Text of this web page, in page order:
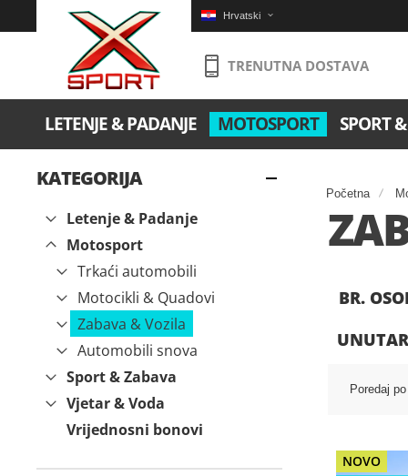
Hrvatski
TRENUTNA DOSTAVA
LETENJE & PADANJE MOTOSPORT SPORT
Početna
BR.
Poredaj po
NOVO
KATEGORIJA
Letenje & Padanje
Motosport
Trkaći automobili
Motocikli & Quadovi
Zabava & Vozila
Automobili snova
Sport & Zabava
Vjetar & Voda
Vrijednosni bonovi